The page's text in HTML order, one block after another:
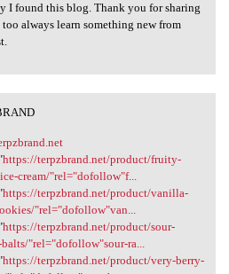
I found this blog. Thank you for sharing
always learn something new from
https://terpzbrand.net/product/fruity-
cream/"rel="dofollow"f...
https://terpzbrand.net/product/vanilla-
"rel="dofollow"van...
https://terpzbrand.net/product/sour-
"rel="dofollow"sour-ra...
https://terpzbrand.net/product/very-berry-